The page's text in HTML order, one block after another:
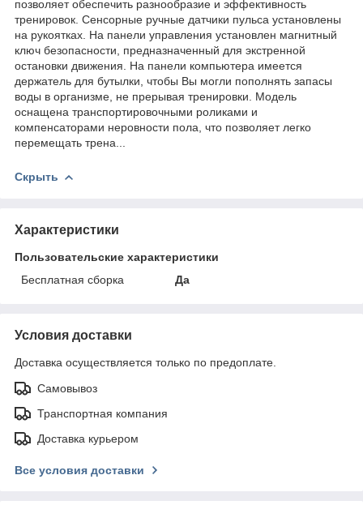
позволяет обеспечить разнообразие и эффективность
тренировок. Сенсорные ручные датчики пульса установлены
на рукоятках. На панели управления установлен магнитный
ключ безопасности, предназначенный для экстренной
остановки движения. На панели компьютера имеется
держатель для бутылки, чтобы Вы могли пополнять запасы
воды в организме, не прерывая тренировки. Модель
оснащена транспортировочными роликами и
компенсаторами неровности пола, что позволяет легко
перемещать трена...
Скрыть
Характеристики
Пользовательские характеристики
Бесплатная сборка
Да
Условия доставки
Доставка осуществляется только по предоплате.
Самовывоз
Транспортная компания
Доставка курьером
Все условия доставки